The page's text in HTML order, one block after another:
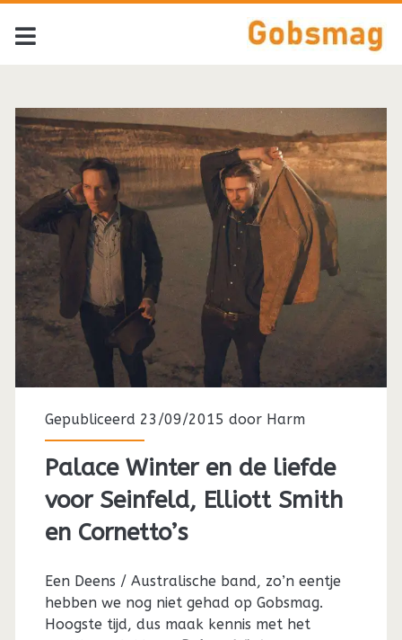
Gepubliceerd 23/09/2015 door Harm
Palace Winter en de liefde
voor Seinfeld, Elliott Smith
en Cornetto’s
Een Deens / Australische band, zo’n eentje
hebben we nog niet gehad op Gobsmag.
Hoogste tijd, dus maak kennis met het